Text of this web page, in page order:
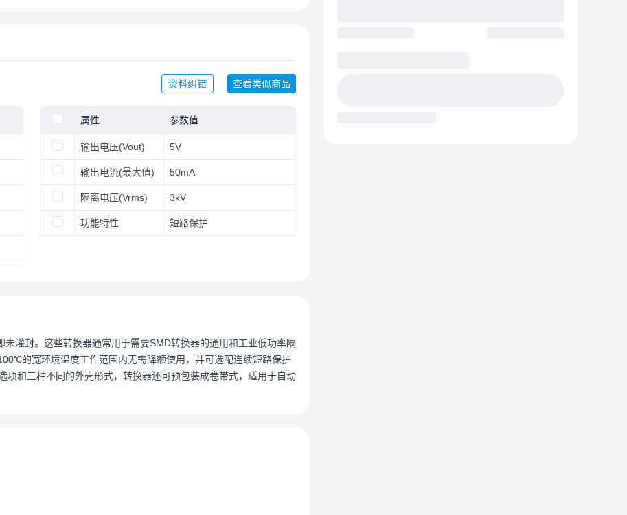
资料纠错 查看类似商品
属性 参数值
输出电压(Vout) 5V
输出电流(最大值) 50mA
隔离电压(Vrms) 3kV
功能特性 短路保护
灌封。这些转换器通常用于需要SMD转换器的通用和工业低功率隔
的宽环境温度工作范围内无需降额使用，并可选配连续短路保护
项和三种不同的外壳形式，转换器还可预包装成卷带式，适用于自动